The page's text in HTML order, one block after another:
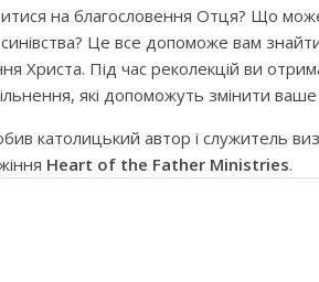
на благословення Отця? Що
Це все допоможе вам
Христа. Під час реколекцій ви
які допоможуть змінити
католицький автор і служитель
Heart of the Father Ministries.